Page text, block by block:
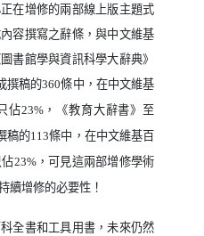
在增修的兩部線上版主題式
容撰寫之辭條，與中文維基
書館學與資訊科學大辭典》
撰稿的360條中，在中文維基
佔23%，《教育大辭書》至
稿的113條中，在中文維基百
23%，可見這兩部增修學術
續增修的必要性！
全書和工具用書，未來仍然